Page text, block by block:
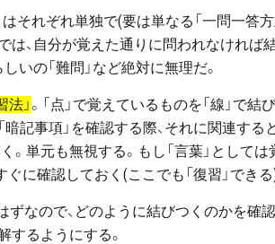
はそれぞれ単独で(要は単なる「一問一答
、自分が覚えた通りに問われなければ
いの「難問」など絶対に無理だ。
法」。「点」で覚えているものを「線」で結
記事項」を確認する際、それに関連する
単元も無視する。もし「言葉」としては
に確認しておく(ここでも「復習」できる)
ずなので、どのように結びつくのかを確
するようにする。